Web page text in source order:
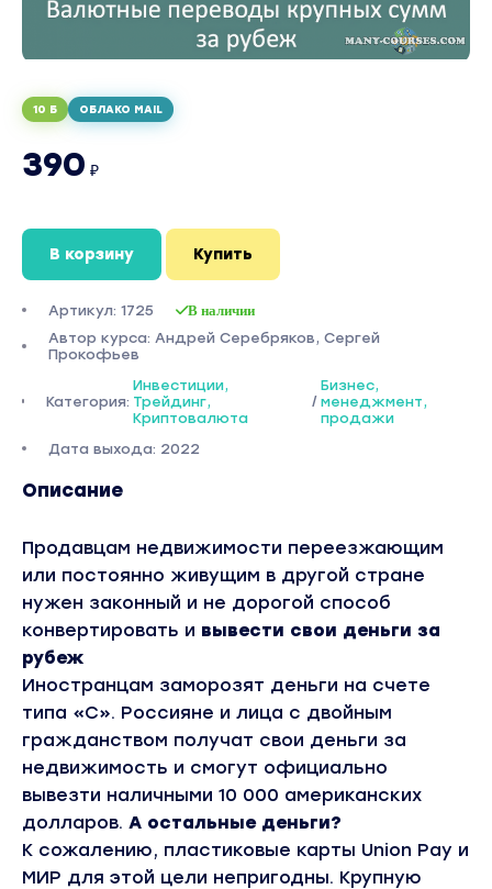
10 Б ОБЛАКО MAIL
390 ₽
В корзину Купить
Артикул: 1725 В наличии
Автор курса: Андрей Серебряков, Сергей
Прокофьев
Категория:
Инвестиции,
Трейдинг,
Криптовалюта
/
Бизнес,
менеджмент,
продажи
Дата выхода: 2022
Описание
Продавцам недвижимости переезжающим
или постоянно живущим в другой стране
нужен законный и не дорогой способ
конвертировать и вывести свои деньги за
рубеж
Иностранцам заморозят деньги на счете
типа «С». Россияне и лица с двойным
гражданством получат свои деньги за
недвижимость и смогут официально
вывезти наличными 10 000 американских
долларов. А остальные деньги?
К сожалению, пластиковые карты Union Pay и
МИР для этой цели непригодны. Крупную